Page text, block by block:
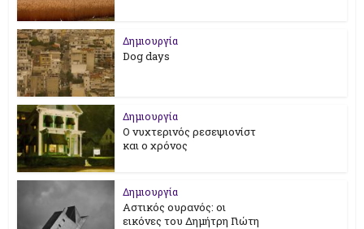
Δημιουργία
Dog days
Δημιουργία
Ο νυχτερινός ρεσεψιονίστ
και ο χρόνος
Δημιουργία
Αστικός ουρανός: οι
εικόνες του Δημήτρη Γιώτη